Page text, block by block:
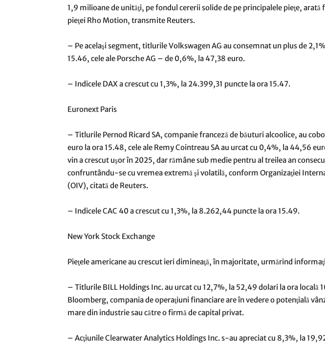
1,9 milioane de unităţi, pe fondul cererii solide de pe principalele pieţe, arată
pieţei Rho Motion, transmite Reuters.
– Pe acelaşi segment, titlurile Volkswagen AG au consemnat un plus de
15.46, cele ale Porsche AG – de 0,6%, la 47,38 euro.
– Indicele DAX a crescut cu 1,3%, la 24.399,31 puncte la ora 15.47.
Euronext Paris
– Titlurile Pernod Ricard SA, companie franceză de băuturi alcoolice, au
euro la ora 15.48, cele ale Remy Cointreau SA au urcat cu 0,4%, la 44,56
vin a crescut uşor în 2025, dar rămâne sub medie pentru al treilea an
confruntându-se cu vremea extremă şi volatilă, conform Organizaţiei
(OIV), citată de Reuters.
– Indicele CAC 40 a crescut cu 1,3%, la 8.262,44 puncte la ora 15.49.
New York Stock Exchange
Pieţele americane au crescut ieri dimineaţă, în majoritate, urmărind
– Titlurile BILL Holdings Inc. au urcat cu 12,7%, la 52,49 dolari la ora locală
Bloomberg, compania de operaţiuni financiare are în vedere o potenţială
mare din industrie sau către o firmă de capital privat.
– Acţiunile Clearwater Analytics Holdings Inc. s-au apreciat cu 8,3%, la